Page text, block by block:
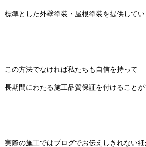
標準とした外壁塗装・屋根塗装を提供してい
この方法でなければ私たちも自信を持って
長期間にわたる施工品質保証を付けることが
実際の施工ではブログでお伝えしきれない